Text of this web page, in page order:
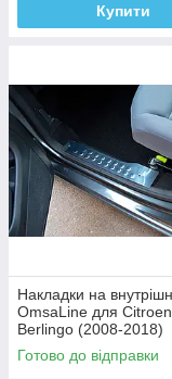
Купити
Накладки на
OmsaLine для Citroen
Berlingo (2008-2018)
Нержавіюча сталь (4
Готово до відправки